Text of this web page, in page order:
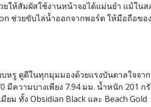
ให้สัมผัสใช้งานหน้าจอได้แม่นยำ แม้ใน
ช่วยขับไล่น้ำออกจากพอร์ต ให้มือถือข
รู ดูดีในทุกมุมมองด้วยแรงบันดาลใจจาก
มีความบางเพียง 7.94 มม. น้ำหนัก 201 ก
ม ทั้ง Obsidian Black และ Beach Gold